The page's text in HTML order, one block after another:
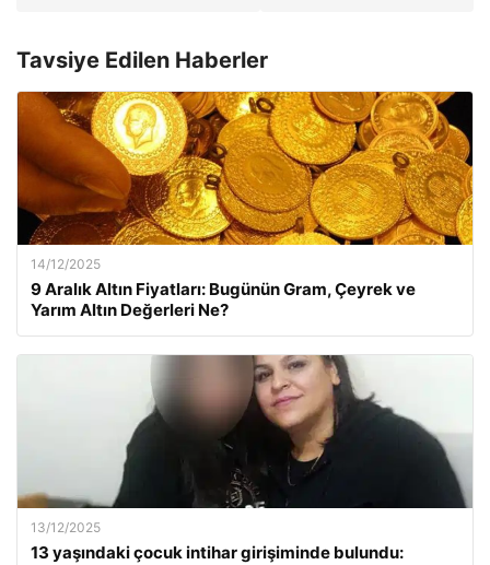
Tavsiye Edilen Haberler
14/12/2025
9 Aralık Altın Fiyatları: Bugünün Gram, Çeyrek ve
Yarım Altın Değerleri Ne?
13/12/2025
13 yaşındaki çocuk intihar girişiminde bulundu: